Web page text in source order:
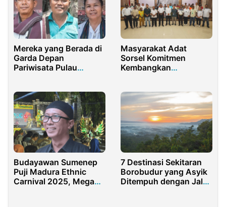
Mereka yang Berada di
Garda Depan
Pariwisata Pulau
Masyarakat Adat
Sorsel Komitmen
Kembangkan
Budayawan Sumenep
Puji Madura Ethnic
Carnival 2025, Megah
7 Destinasi Sekitaran
Borobudur yang Asyik
Ditempuh dengan Jalan